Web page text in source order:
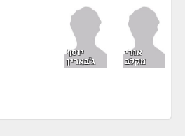
אורי
מקלב
יוסף
ג'בארין